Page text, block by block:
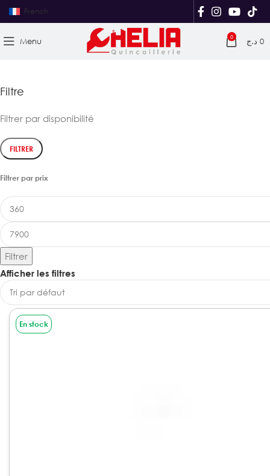
French
Menu 0 0 د.ج
Filtre
Filtrer par disponibilité
FILTRER
Filtrer par prix
Filtrer
Afficher les filtres
En stock